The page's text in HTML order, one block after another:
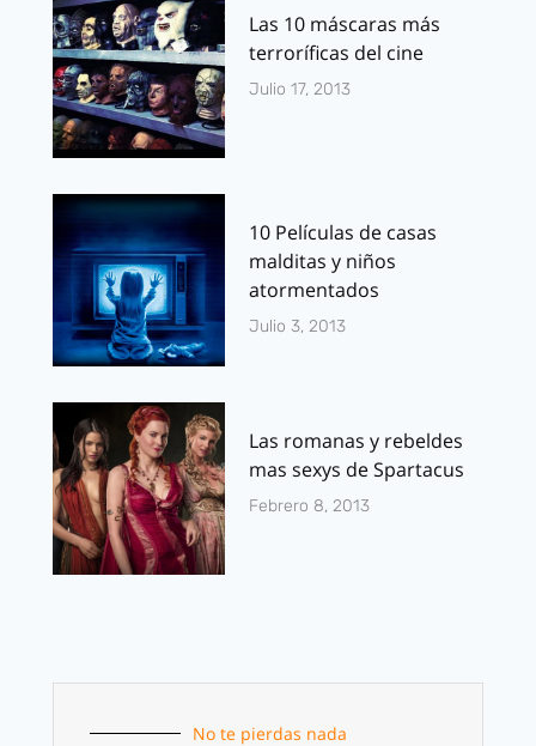
Las 10 máscaras más
terroríficas del cine
Julio 17, 2013
10 Películas de casas
malditas y niños
atormentados
Julio 3, 2013
Las romanas y rebeldes
mas sexys de Spartacus
Febrero 8, 2013
No te pierdas nada